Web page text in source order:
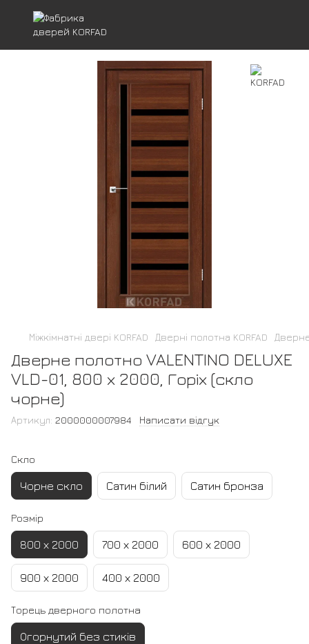
Міжкімнатні двері KORFAD Дверні полотна KORFAD
Дверне полотно VALENTINO DELUXE
VLD-01, 800 х 2000, Горіх (скло
чорне)
Артикул: 2000000007984 Написати відгук
Скло
Чорне скло Сатин білий Сатин бронза
Розмір
800 х 2000 700 х 2000 600 х 2000
900 х 2000 400 х 2000
Торець дверного полотна
Огорнутий без стиків